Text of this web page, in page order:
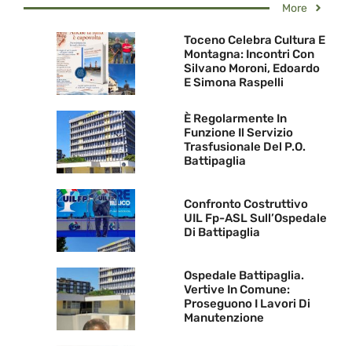
More
Toceno Celebra Cultura E
Montagna: Incontri Con
Silvano Moroni, Edoardo
E Simona Raspelli
È Regolarmente In
Funzione Il Servizio
Trasfusionale Del P.O.
Battipaglia
Confronto Costruttivo
UIL Fp-ASL Sull’Ospedale
Di Battipaglia
Ospedale Battipaglia.
Vertive In Comune:
Proseguono I Lavori Di
Manutenzione